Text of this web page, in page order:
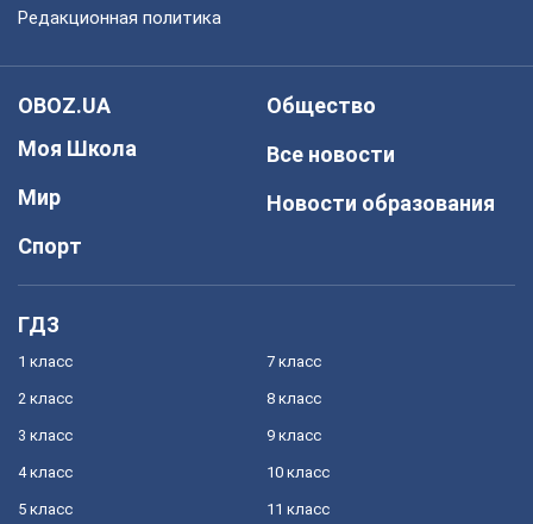
Редакционная политика
OBOZ.UA
Моя Школа
Мир
Спорт
Общество
Все новости
Новости образования
ГДЗ
1 класс
2 класс
3 класс
4 класс
5 класс
7 класс
8 класс
9 класс
10 класс
11 класс